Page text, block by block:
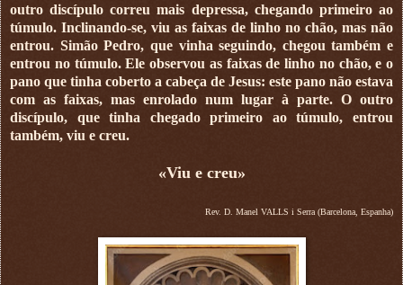
outro discípulo correu mais depressa, chegando primeiro ao
túmulo. Inclinando-se, viu as faixas de linho no chão, mas não
entrou. Simão Pedro, que vinha seguindo, chegou também e
entrou no túmulo. Ele observou as faixas de linho no chão, e o
pano que tinha coberto a cabeça de Jesus: este pano não estava
com as faixas, mas enrolado num lugar à parte. O outro
discípulo, que tinha chegado primeiro ao túmulo, entrou
também, viu e creu.
«Viu e creu»
Rev. D. Manel VALLS i Serra (Barcelona, Espanha)